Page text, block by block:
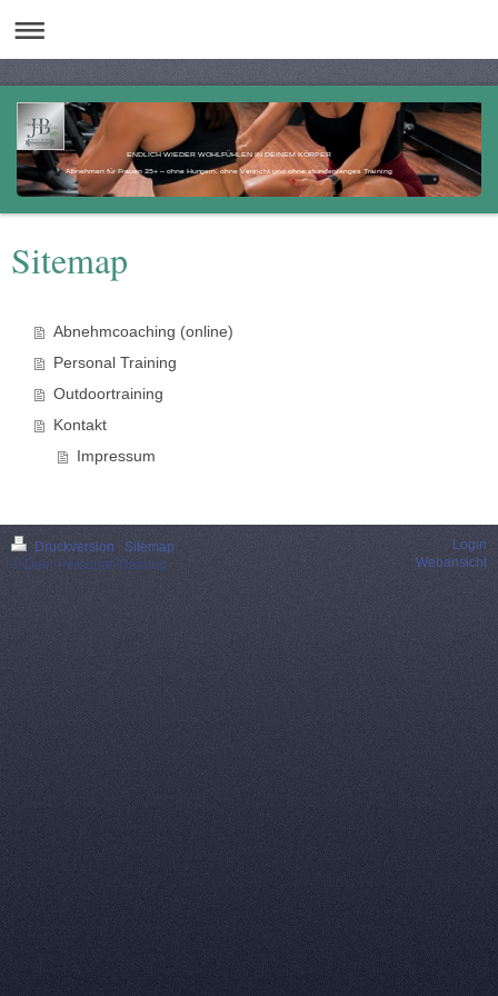
ENDLICH WIEDER WOHLFÜHLEN IN DEINEM KÖRPER
Abnehmen für Frauen 35+ – ohne Hungern, ohne Verzicht und ohne stundenlanges Training
Sitemap
Abnehmcoaching (online)
Personal Training
Outdoortraining
Kontakt
Impressum
Druckversion
Sitemap
© Dein-Personal-Training
Login
Webansicht